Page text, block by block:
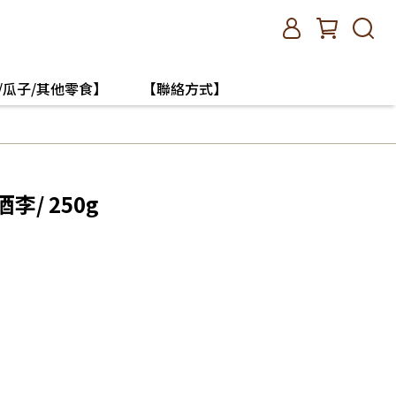
子/其他零食】 【聯絡方式】
李/ 250g